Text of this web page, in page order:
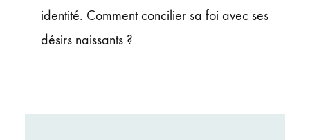
identité. Comment concilier sa foi avec ses
désirs naissants ?